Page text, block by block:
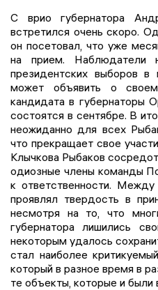
С врио губернатора
встретился очень скоро.
он посетовал, что уже
на прием. Наблюдатели
президентских выборов
может объявить о
кандидата в губернаторы
состоятся в сентябре. В
неожиданно для всех
что прекращает свое
Клычкова Рыбаков
одиозные члены команды
к ответственности.
проявлял твердость в
несмотря на то, что
губернатора лишились
некоторым удалось
стал наиболее
который в разное время в
те объекты, которые и были